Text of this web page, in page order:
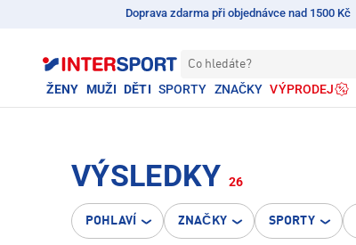
Doprava zdarma při objednávce nad 1500 Kč
Co hledáte?
ŽENY MUŽI DĚTI SPORTY ZNAČKY VÝPRODEJ
VÝSLEDKY 26
POHLAVÍ ZNAČKY SPORTY